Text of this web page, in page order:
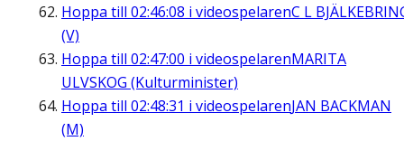
Hoppa till 02:46:08 i videospelarenC L
(V)
Hoppa till 02:47:00 i videospelarenMARITA
ULVSKOG (Kulturminister)
Hoppa till 02:48:31 i videospelarenJAN BACKMAN
(M)